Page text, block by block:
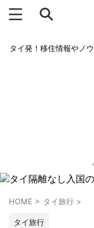
タイ発！移住情報やノ
HOME > タイ旅行 >
タイ旅行